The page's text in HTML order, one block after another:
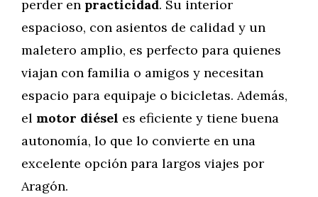
perder en practicidad. Su interior
espacioso, con asientos de calidad y un
maletero amplio, es perfecto para quienes
viajan con familia o amigos y necesitan
espacio para equipaje o bicicletas. Además,
el motor diésel es eficiente y tiene buena
autonomía, lo que lo convierte en una
excelente opción para largos viajes por
Aragón.